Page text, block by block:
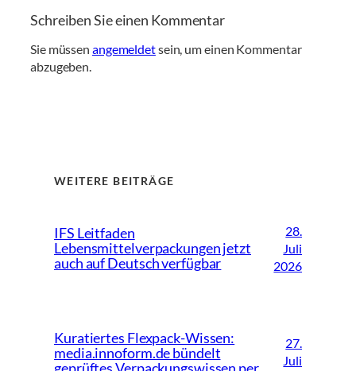
Schreiben Sie einen Kommentar
Sie müssen angemeldetsein, um einen Kommentar
abzugeben.
WEITERE BEITRÄGE
IFS Leitfaden
Lebensmittelverpackungen jetzt
auch auf Deutsch verfügbar
28.
Juli
2026
Kuratiertes Flexpack-Wissen:
media.innoform.de bündelt
27.
Juli